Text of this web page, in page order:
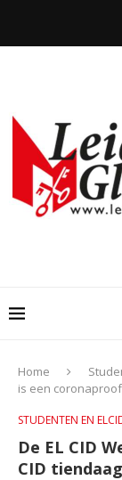
Home
is een
STUDENTEN EN
De EL CID
CID